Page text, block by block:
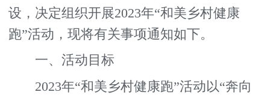
设，决定组织开展2023年“和美乡村健康
跑”活动，现将有关事项通知如下。
一、活动目标
2023年“和美乡村健康跑”活动以“奔向